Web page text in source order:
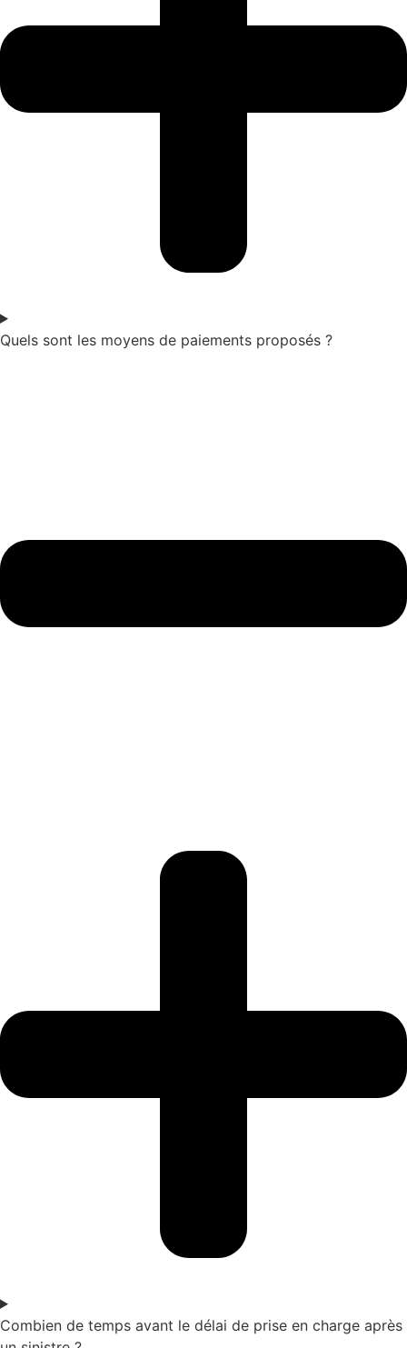
Quels sont les moyens de paiements proposés ?
Combien de temps avant le délai de prise en charge après